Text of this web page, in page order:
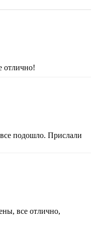
отлично!
подошло. Прислали
все отлично,